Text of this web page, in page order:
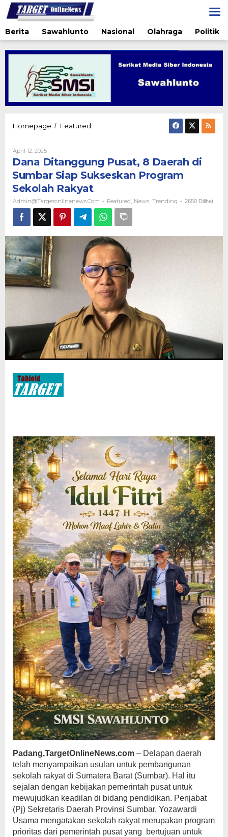
Lewati
ke
konten
Berita
Sawahlunto Nasional Olahraga Politik
Homepage / Featured
Daerah
di
Sumbar
Siap
Sukseskan
Program
Sekolah
Rakyat
April 12, 2025Oleh
Admin@targetonlinenews.com
Dana Ditanggung Pusat, 8 Daerah di
Sumbar Siap Sukseskan Program
Sekolah Rakyat
Admin@targetonlinenews.com - Featured News Trending - 2650 Dilihat
Padang,TargetOnlineNews.com – Delapan daerah
telah menyampaikan usulan untuk pembangunan
sekolah rakyat di Sumatera Barat (Sumbar). Hal itu
sejalan dengan kebijakan pemerintah pusat untuk
mewujudkan keadilan di bidang pendidikan. Penjabat
(Pj) Sekretaris Daerah Provinsi Sumbar, Yozawardi
Usama mengatakan sekolah rakyat merupakan program
prioritas dari pemerintah pusat yang bertujuan untuk